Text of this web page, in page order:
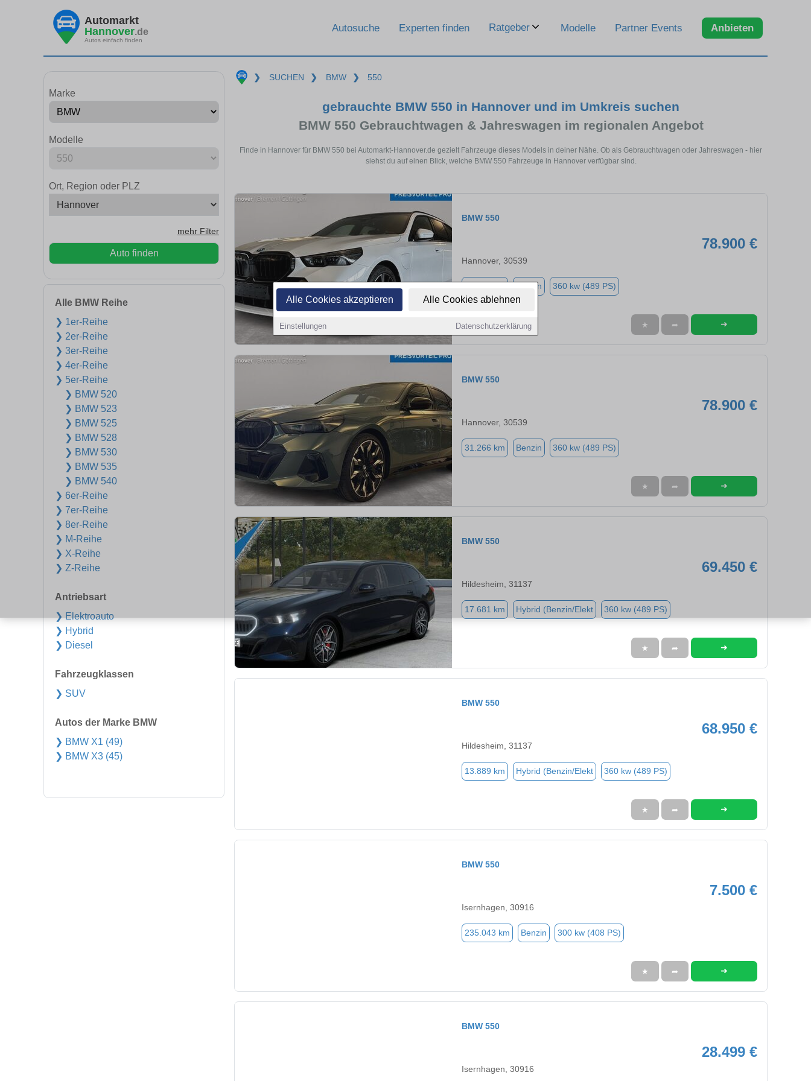
Alle Cookies akzeptieren Alle Cookies ablehnen
Einstellungen Datenschutzerklärung
Automarkt
Hannover.de
Autos einfach finden
Autosuche Experten finden Ratgeber Modelle Partner Events Anbieten
Marke
Modelle
Ort, Region oder PLZ
mehr Filter
Auto finden
Alle BMW Reihe
❯ 1er-Reihe
❯ 2er-Reihe
❯ 3er-Reihe
❯ 4er-Reihe
❯ 5er-Reihe
❯ BMW 520
❯ BMW 523
❯ BMW 525
❯ BMW 528
❯ BMW 530
❯ BMW 535
❯ BMW 540
❯ 6er-Reihe
❯ 7er-Reihe
❯ 8er-Reihe
❯ M-Reihe
❯ X-Reihe
❯ Z-Reihe
Antriebsart
❯ Elektroauto
❯ Hybrid
❯ Diesel
Fahrzeugklassen
❯ SUV
Autos der Marke BMW
❯ BMW X1 (49)
❯ BMW X3 (45)
❯ SUCHEN ❯ BMW ❯ 550
gebrauchte BMW 550 in Hannover und im Umkreis suchen
BMW 550 Gebrauchtwagen & Jahreswagen im regionalen Angebot
Finde in Hannover für BMW 550 bei Automarkt-Hannover.de gezielt Fahrzeuge dieses Models in deiner Nähe. Ob als Gebrauchtwagen oder Jahreswagen - hier
siehst du auf einen Blick, welche BMW 550 Fahrzeuge in Hannover verfügbar sind.
BMW 550
78.900 €
Hannover, 30539
Benzin 360 kw (489 PS)
★ ➦ ➜
BMW 550
78.900 €
Hannover, 30539
31.266 km Benzin 360 kw (489 PS)
★ ➦ ➜
BMW 550
69.450 €
Hildesheim, 31137
17.681 km Hybrid (Benzin/Elekt 360 kw (489 PS)
★ ➦ ➜
BMW 550
68.950 €
Hildesheim, 31137
13.889 km Hybrid (Benzin/Elekt 360 kw (489 PS)
★ ➦ ➜
BMW 550
7.500 €
Isernhagen, 30916
235.043 km Benzin 300 kw (408 PS)
★ ➦ ➜
BMW 550
28.499 €
Isernhagen, 30916